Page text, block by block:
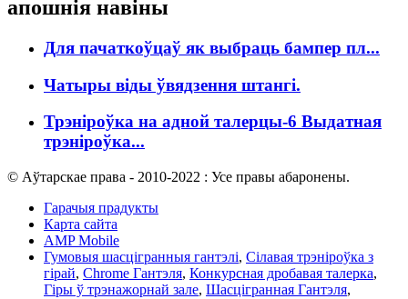
апошнія навіны
Для пачаткоўцаў як выбраць бампер пл...
Чатыры віды ўвядзення штангі.
Трэніроўка на адной талерцы-6 Выдатная
трэніроўка...
© Аўтарскае права - 2010-2022 : Усе правы абаронены.
Гарачыя прадукты
Карта сайта
AMP Mobile
Гумовыя шасцігранныя гантэлі, Сілавая трэніроўка з
гірай, Chrome Гантэля, Конкурсная дробавая талерка,
Гіры ў трэнажорнай зале, Шасцігранная Гантэля,